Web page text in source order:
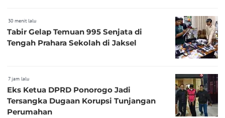
30 menit lalu
Tabir Gelap Temuan 995 Senjata di
Tengah Prahara Sekolah di Jaksel
7 jam lalu
Eks Ketua DPRD Ponorogo Jadi
Tersangka Dugaan Korupsi Tunjangan
Perumahan